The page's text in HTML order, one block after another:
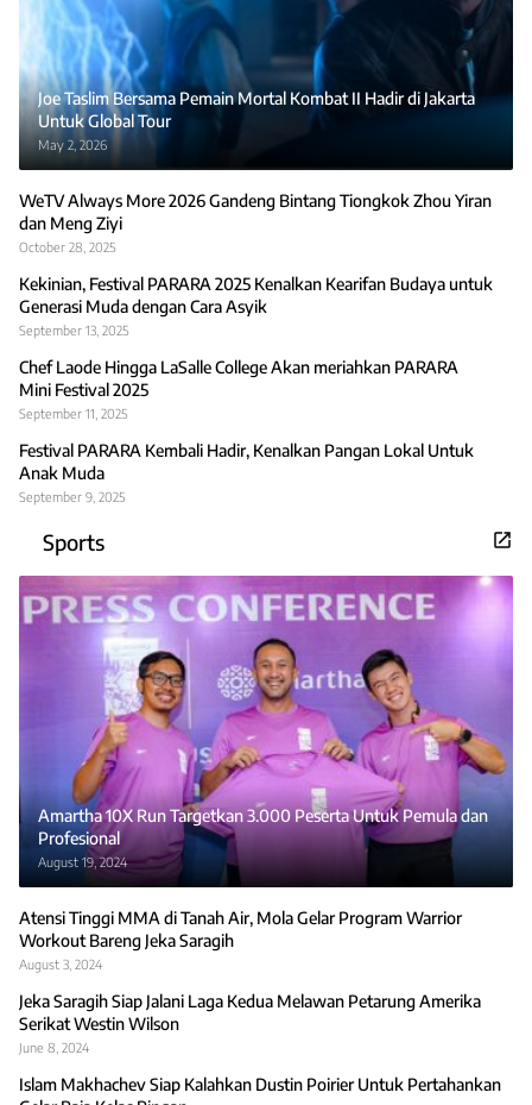
Joe Taslim Bersama Pemain Mortal Kombat II Hadir di Jakarta
Untuk Global Tour
May 2, 2026
WeTV Always More 2026 Gandeng Bintang Tiongkok Zhou Yiran
dan Meng Ziyi
October 28, 2025
Kekinian, Festival PARARA 2025 Kenalkan Kearifan Budaya untuk
Generasi Muda dengan Cara Asyik
September 13, 2025
Chef Laode Hingga LaSalle College Akan meriahkan PARARA
Mini Festival 2025
September 11, 2025
Festival PARARA Kembali Hadir, Kenalkan Pangan Lokal Untuk
Anak Muda
September 9, 2025
Sports
Amartha 10X Run Targetkan 3.000 Peserta Untuk Pemula dan
Profesional
August 19, 2024
Atensi Tinggi MMA di Tanah Air, Mola Gelar Program Warrior
Workout Bareng Jeka Saragih
August 3, 2024
Jeka Saragih Siap Jalani Laga Kedua Melawan Petarung Amerika
Serikat Westin Wilson
June 8, 2024
Islam Makhachev Siap Kalahkan Dustin Poirier Untuk Pertahankan